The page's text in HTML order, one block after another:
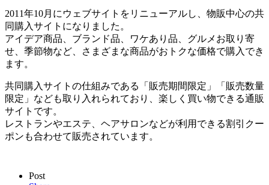
2011年10月にウェブサイトをリニューアルし、物販中心の共
同購入サイトになりました。
アイデア商品、ブランド品、ワケあり品、グルメお取り寄
せ、季節物など、さまざまな商品がおトクな価格で購入でき
ます。
共同購入サイトの仕組みである「販売期間限定」「販売数量
限定」なども取り入れられており、楽しく買い物できる通販
サイトです。
レストランやエステ、ヘアサロンなどが利用できる割引クー
ポンも合わせて販売されています。
Post